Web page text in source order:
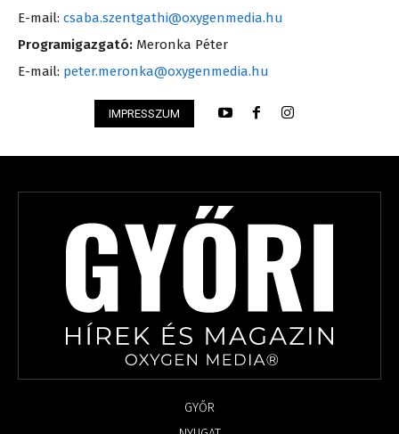
E-mail: csaba.szentgathi@oxygenmedia.hu
Programigazgató: Meronka Péter
E-mail: peter.meronka@oxygenmedia.hu
IMPRESSZUM
GYŐR